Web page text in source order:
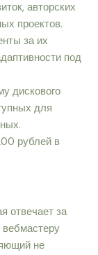
авторских
проектов.
за их
под
дискового
для
рублей в
отвечает за
не